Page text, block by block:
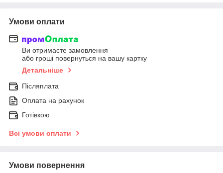
Умови оплати
Ви отримаєте замовлення
або гроші повернуться на вашу картку
Детальніше
Післяплата
Оплата на рахунок
Готівкою
Всі умови оплати
Умови повернення